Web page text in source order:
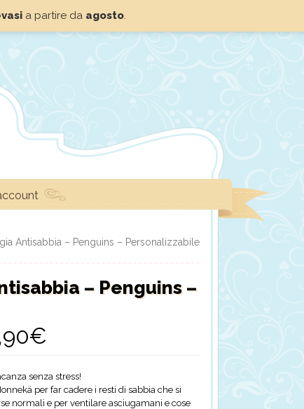
a partire da agosto.
Antisabbia – Penguins – Personalizzabile
– Penguins –
€
da
26,90€
a
senza stress!
per far cadere i resti di sabbia che si
normali e per ventilare asciugamani e cose